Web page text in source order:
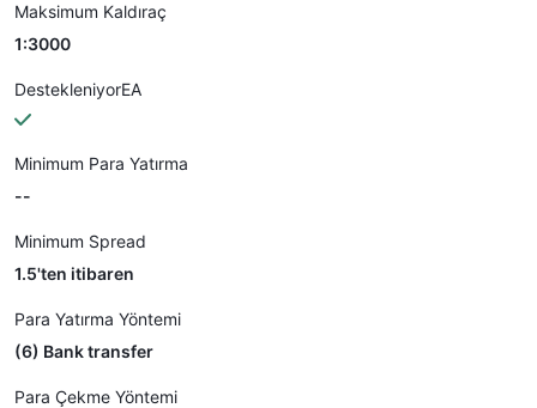
Maksimum Kaldıraç
1:3000
DestekleniyorEA
Minimum Para Yatırma
--
Minimum Spread
1.5'ten itibaren
Para Yatırma Yöntemi
(6) Bank transfer
Para Çekme Yöntemi